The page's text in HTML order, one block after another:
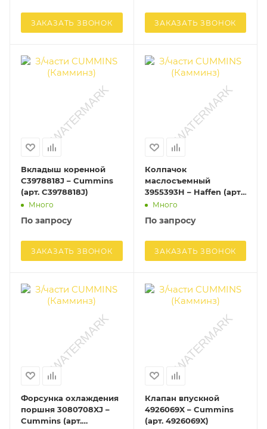
ЗАКАЗАТЬ ЗВОНОК ЗАКАЗАТЬ ЗВОНОК
Вкладыш коренной
C3978818J – Cummins
(арт. C3978818J)
Много
По запросу
ЗАКАЗАТЬ ЗВОНОК
Колпачок
маслосъемный
3955393H – Haffen (арт.
3955393H)
Много
По запросу
ЗАКАЗАТЬ ЗВОНОК
Форсунка охлаждения
поршня 3080708XJ –
Cummins (арт.
Клапан впускной
4926069X – Cummins
(арт. 4926069X)